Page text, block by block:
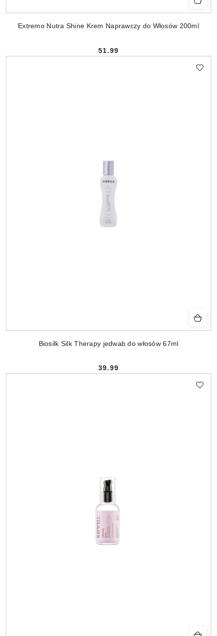
Extremo Nutra Shine Krem Naprawczy do Włosów 200ml
Cena:
51.99
Biosilk Silk Therapy jedwab do włosów 67ml
Cena:
39.99